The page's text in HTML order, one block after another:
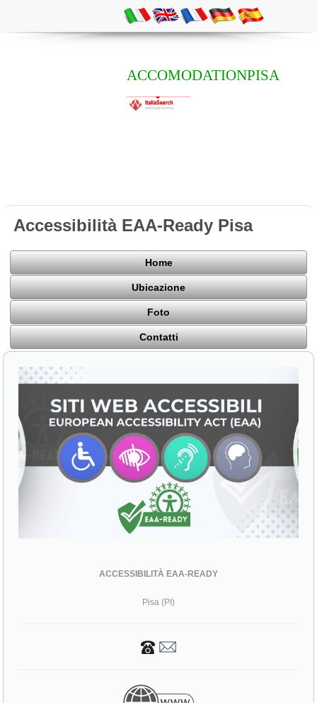
ACCOMODATIONPISA
Accessibilità EAA-Ready Pisa
Home
Ubicazione
Foto
Contatti
ACCESSIBILITÀ EAA-READY
Pisa (PI)